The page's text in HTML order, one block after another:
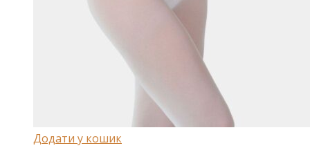
Додати у кошик